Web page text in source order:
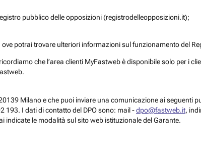
pubblico delle opposizioni (registrodelleopposizioni.it);
potrai trovare ulteriori informazioni sul funzionamento del
che l’area clienti MyFastweb è disponibile solo per i
Milano e che puoi inviare una comunicazione ai seguenti
193. I dati di contatto del DPO sono: mail -dpo@fastweb.it,
indicate le modalità sul sito web istituzionale del Garante.